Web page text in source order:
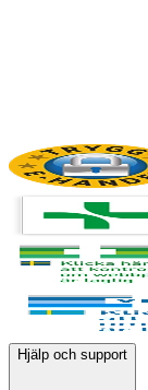
Hjälp och support